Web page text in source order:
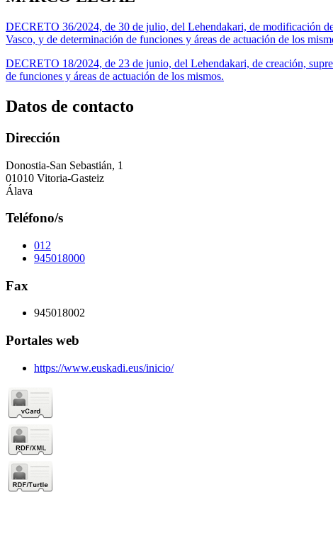
DECRETO 36/2024, de 30 de julio, del Lehendakari, de modificación
Vasco, y de determinación de funciones y áreas de actuación de los
DECRETO 18/2024, de 23 de junio, del Lehendakari, de creación,
de funciones y áreas de actuación de los mismos.
Datos de contacto
Dirección
Donostia-San Sebastián, 1
01010 Vitoria-Gasteiz
Álava
Teléfono/s
012
945018000
Fax
945018002
Portales web
https://www.euskadi.eus/inicio/